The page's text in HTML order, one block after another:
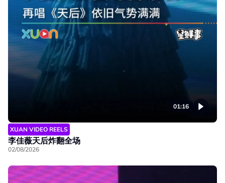
01:16
XUAN VIDEO REELS
李佳薇天后炸翻全场
02/08/2026